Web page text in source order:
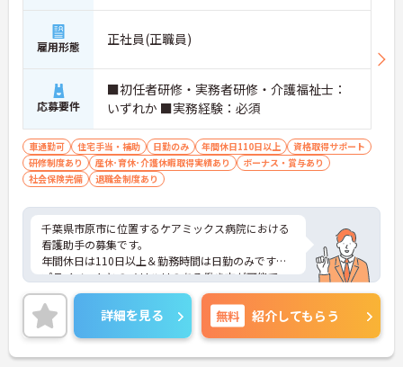
雇用形態 正社員(正職員)
応募要件
■初任者研修・実務者研修・介護福祉士：
いずれか ■実務経験：必須
車通勤可 住宅手当・補助 日勤のみ 年間休日110日以上
資格取得サポート
研修制度あり
産休･育休･介護休暇取得実績あり
ボーナス・賞与あり
社会保険完備
退職金制度あり
千葉県市原市に位置するケアミックス病院における
看護助手の募集です。
年間休日は110日以上＆勤務時間は日勤のみです。
プライベートとのメリハリのある働き方が可能で
す。また、24時間利用可能な院内保育所があり、子
育て世代の方も安心してご勤務いただけます。
ご興味のある方には、面接対策ポイントなど、さら
に詳細をご案内しますのでお気軽にご相談くださ
い！
詳細を見る 無料 紹介してもらう